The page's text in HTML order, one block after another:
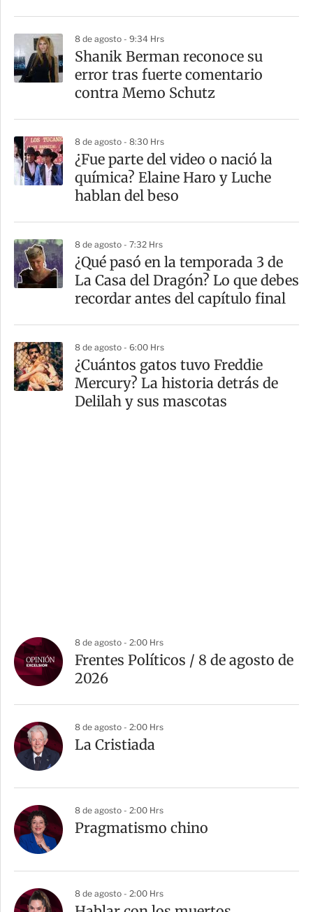
8 de agosto - 9:34 Hrs
Shanik Berman reconoce su
error tras fuerte comentario
contra Memo Schutz
8 de agosto - 8:30 Hrs
¿Fue parte del video o nació la
química? Elaine Haro y Luche
hablan del beso
8 de agosto - 7:32 Hrs
⁠¿Qué pasó en la temporada 3 de
La Casa del Dragón? Lo que debes
recordar antes del capítulo final
8 de agosto - 6:00 Hrs
¿Cuántos gatos tuvo Freddie
Mercury? La historia detrás de
Delilah y sus mascotas
8 de agosto - 2:00 Hrs
Frentes Políticos / 8 de agosto de
2026
8 de agosto - 2:00 Hrs
La Cristiada
8 de agosto - 2:00 Hrs
Pragmatismo chino
8 de agosto - 2:00 Hrs